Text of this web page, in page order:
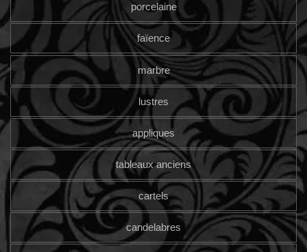
porcelaine
faïence
marbre
lustres
appliques
tableaux anciens
cartels
candelabres